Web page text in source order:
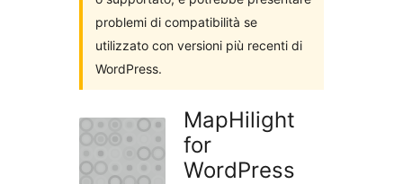
problemi di compatibilità se
utilizzato con versioni più recenti di
WordPress.
MapHilight
for
WordPress